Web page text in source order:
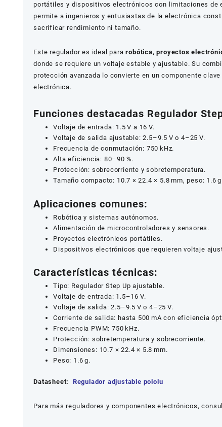
portátiles y dispositivos electrónicos con limitaciones de
permite a ingenieros y entusiastas de la electrónica
sacrificar rendimiento ni tamaño.
Este regulador es ideal pararobótica, proyectos
donde se requiere un voltaje estable y ajustable. Su
protección avanzada lo convierte en un componente
electrónica.
Funciones destacadas Regulador
Voltaje de entrada: 1.5 V a 16 V.
Voltaje de salida ajustable: 2.5–9.5 V o 4–25 V.
Frecuencia de conmutación: 750 kHz.
Alta eficiencia: 80–90 %.
Protección: sobrecorriente y sobretemperatura.
Tamaño compacto: 10.7 × 22.4 × 5.8 mm, peso: 1.6
Aplicaciones comunes:
Robótica y sistemas autónomos.
Alimentación de microcontroladores y sensores.
Proyectos electrónicos portátiles.
Dispositivos electrónicos que requieren voltaje
Características técnicas:
Tipo: Regulador Step Up ajustable.
Voltaje de entrada: 1.5–16 V.
Voltaje de salida: 2.5–9.5 V o 4–25 V.
Corriente de salida: hasta 500 mA con eficiencia
Frecuencia PWM: 750 kHz.
Protección: sobretemperatura y sobrecorriente.
Dimensiones: 10.7 × 22.4 × 5.8 mm.
Peso: 1.6 g.
Datasheet: Regulador adjustable pololu
Para más reguladores y componentes electrónicos,